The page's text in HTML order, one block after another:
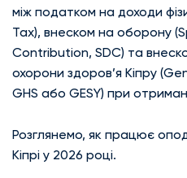
між податком на доходи
Tax), внеском на оборону
Contribution, SDC) та
охорони здоров’я Кіпру
GHS або GESY) при
Розглянемо, як працює
Кіпрі у 2026 році.